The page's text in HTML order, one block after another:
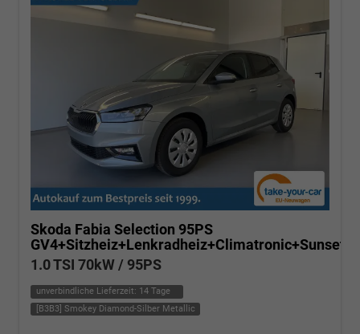
Skoda Fabia Selection 95PS
1.0 TSI 70kW / 95PS
unverbindliche Lieferzeit: 14 Tage
[B3B3] Smokey Diamond-Silber Metallic